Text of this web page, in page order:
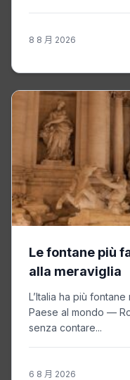
8 8 月 2026
Le fontane più
alla meraviglia
L’Italia ha più
Paese al mondo —
senza contare...
6 8 月 2026